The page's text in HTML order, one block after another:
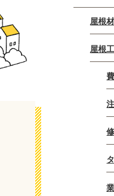
屋根
屋根